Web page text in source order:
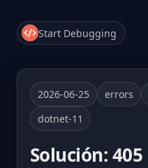
Start Debugging
2026-06-25 errors
dotnet-11
Solución: